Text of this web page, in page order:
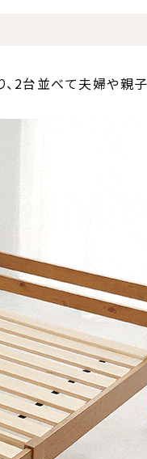
2台並べて夫婦や親